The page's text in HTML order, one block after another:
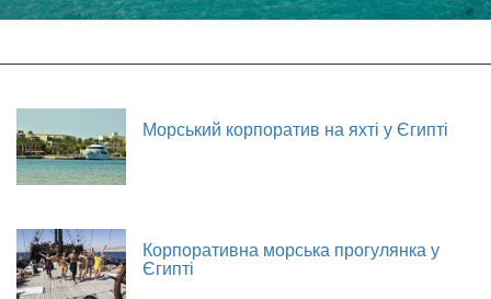
Морський корпоратив на яхті у Єгипті
Корпоративна морська прогулянка у
Єгипті